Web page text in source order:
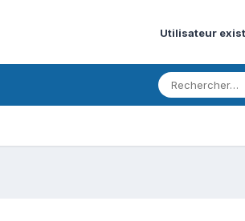
Utilisateur